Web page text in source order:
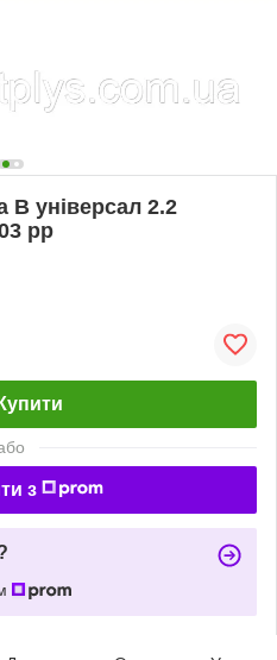
B універсал 2.2
рр
Купити
з